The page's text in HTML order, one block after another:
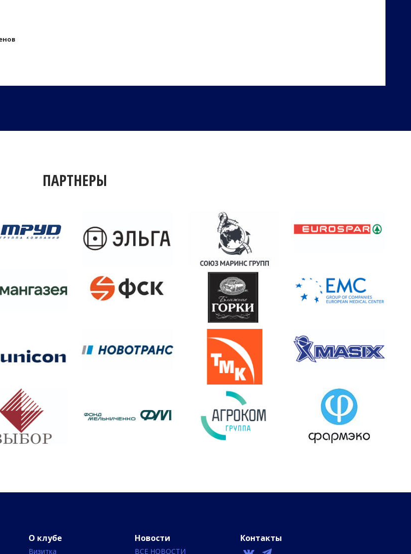
ПАРТНЕРЫ
О клубе
Визитка
Новости
ВСЕ НОВОСТИ
Контакты